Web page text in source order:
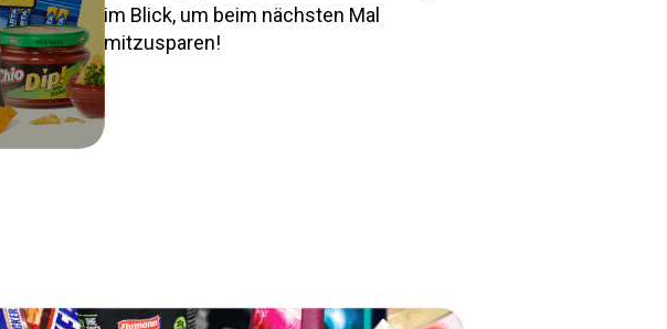
im Blick, um beim nächsten Mal
mitzusparen!